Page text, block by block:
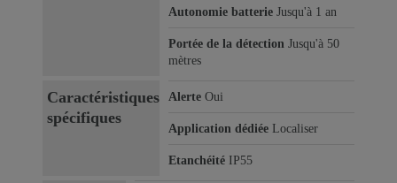
Autonomie batterie Jusqu'à 1 an
Portée de la détection Jusqu'à 50
mètres
Caractéristiques
spécifiques
Alerte Oui
Application dédiée Localiser
Etanchéité IP55